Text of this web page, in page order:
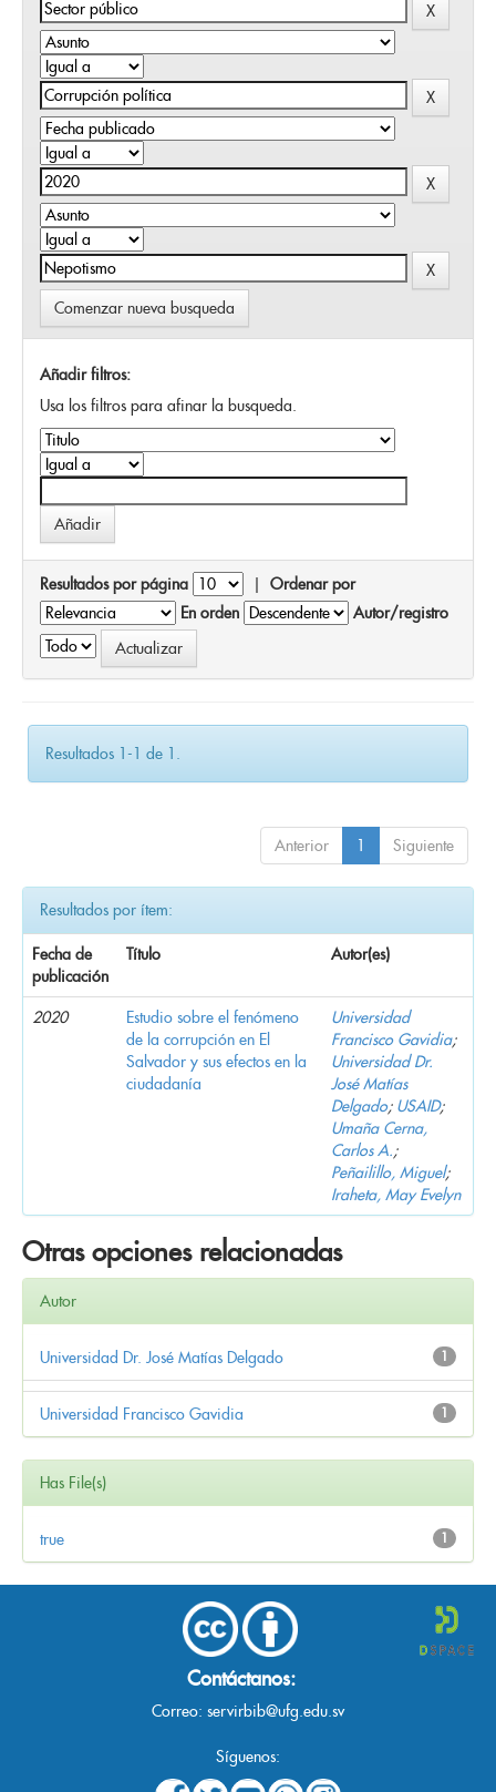
Comenzar nueva busqueda
Añadir filtros:
Usa los filtros para afinar la busqueda.
Resultados por página | Ordenar por
En orden
Autor/registro
Resultados 1-1 de 1.
Anterior 1 Siguiente
Resultados por ítem:
Fecha de
publicación
Título Autor(es)
2020
Estudio sobre el fenómeno
de la corrupción en El
Salvador y sus efectos en la
ciudadanía
Universidad
Francisco Gavidia;
Universidad Dr.
José Matías
Delgado; USAID;
Umaña Cerna,
Carlos A.;
Peñailillo, Miguel;
Iraheta, May Evelyn
Otras opciones relacionadas
Autor
1
Universidad Dr. José Matías Delgado
1
Universidad Francisco Gavidia
Has File(s)
1
true
Contáctanos:
Correo: servirbib@ufg.edu.sv
Síguenos: